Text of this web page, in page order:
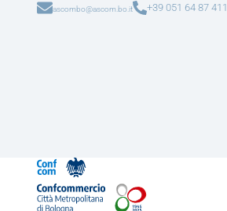
ascombo@ascom.bo.it +39 051 64 87 411